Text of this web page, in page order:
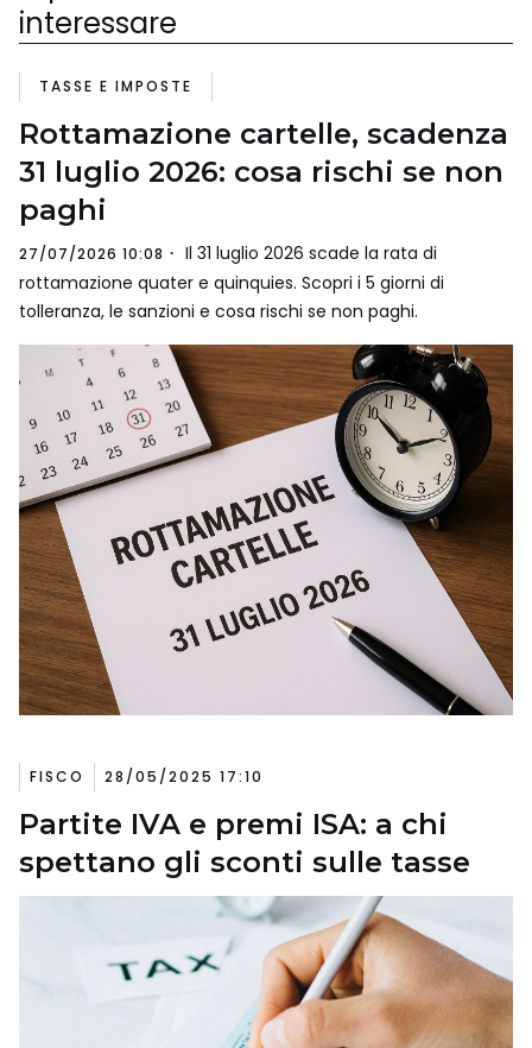
interessare
TASSE E IMPOSTE
Rottamazione cartelle, scadenza
31 luglio 2026: cosa rischi se non
paghi
27/07/2026 10:08
Il 31 luglio 2026 scade la rata di
rottamazione quater e quinquies. Scopri i 5 giorni di
tolleranza, le sanzioni e cosa rischi se non paghi.
FISCO 28/05/2025 17:10
Partite IVA e premi ISA: a chi
spettano gli sconti sulle tasse